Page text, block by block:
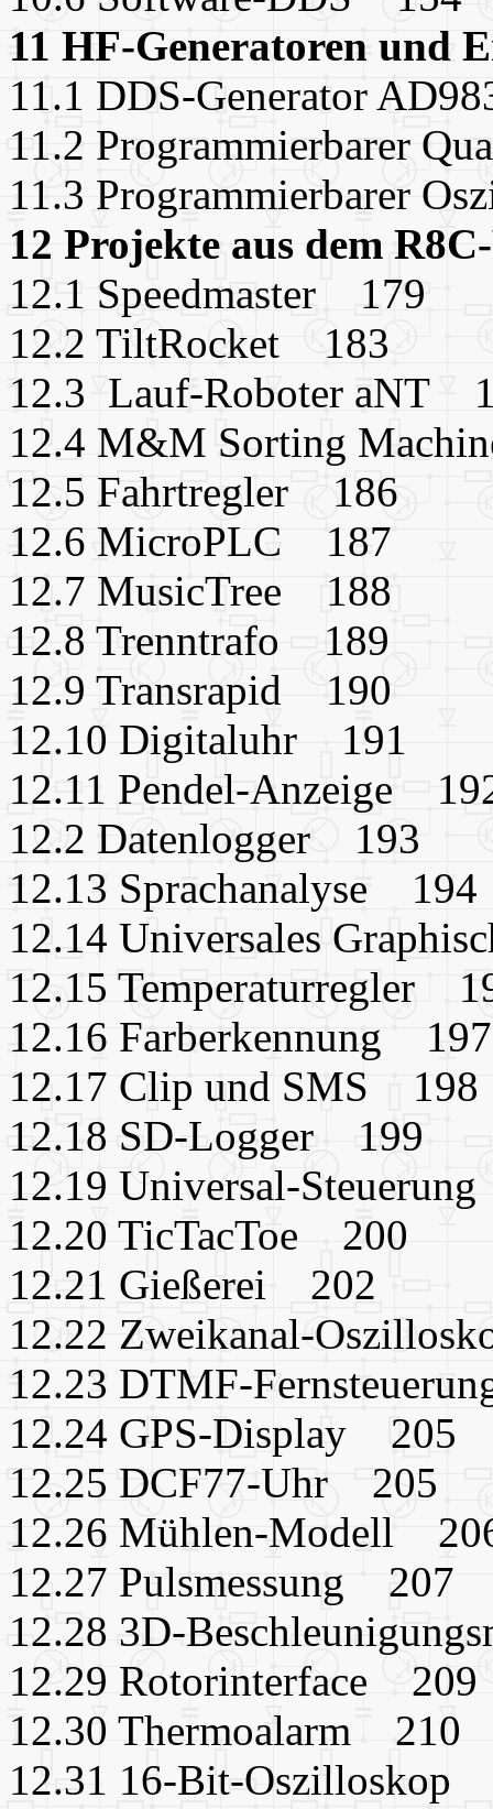
11 HF-Generatoren und
11.1 DDS-Generator
11.2 Programmierbarer
11.3 Programmierbarer
12 Projekte aus dem
12.1 Speedmaster 179
12.2 TiltRocket 183
12.3 Lauf-Roboter aNT
12.4 M&M Sorting
12.5 Fahrtregler 186
12.6 MicroPLC 187
12.7 MusicTree 188
12.8 Trenntrafo 189
12.9 Transrapid 190
12.10 Digitaluhr 191
12.11 Pendel-Anzeige
12.2 Datenlogger 193
12.13 Sprachanalyse 194
12.14 Universales
12.15 Temperaturregler
12.16 Farberkennung 197
12.17 Clip und SMS 198
12.18 SD-Logger 199
12.19 Universal-
12.20 TicTacToe 200
12.21 Gießerei 202
12.22 Zweikanal-
12.23 DTMF-
12.24 GPS-Display 205
12.25 DCF77-Uhr 205
12.26 Mühlen-Modell
12.27 Pulsmessung 207
12.28 3D-
12.29 Rotorinterface 209
12.30 Thermoalarm 210
12.31 16-Bit-Oszilloskop